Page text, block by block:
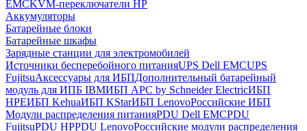
EMCKVM-переключатели HP
Аккумуляторы
Батарейные блоки
Батарейные шкафы
Зарядные станции для электромобилей
Источники бесперебойного питанияUPS Dell EMCUPS
FujitsuАксессуары для ИБПДополнительный батарейный
модуль для ИПБ IBMИБП APC by Schneider ElectricИБП
HPEИБП KehuaИБП KStarИБП LenovoРоссийские ИБП
Модули распределения питанияPDU Dell EMCPDU
FujitsuPDU HPPDU LenovoРоссийские модули распределения